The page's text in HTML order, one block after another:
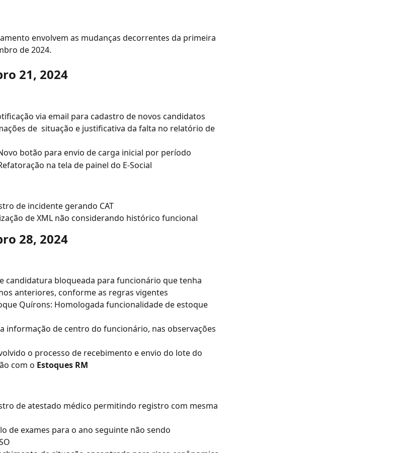
envolvem as mudanças decorrentes da primeira
de 2024.
21, 2024
via email para cadastro de novos candidatos
de  situação e justificativa da falta no relatório de
botão para envio de carga inicial por período
na tela de painel do E-Social
de incidente gerando CAT
de XML não considerando histórico funcional
28, 2024
candidatura bloqueada para funcionário que tenha
anteriores, conforme as regras vigentes
Quírons: Homologada funcionalidade de estoque
informação de centro do funcionário, nas observações
o processo de recebimento e envio do lote do
com o Estoques RM
de atestado médico permitindo registro com mesma
de exames para o ano seguinte não sendo